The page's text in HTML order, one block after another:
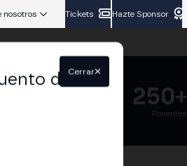
nosotros Tickets Hazte Sponsor
250+
Ponentes
delCerrar